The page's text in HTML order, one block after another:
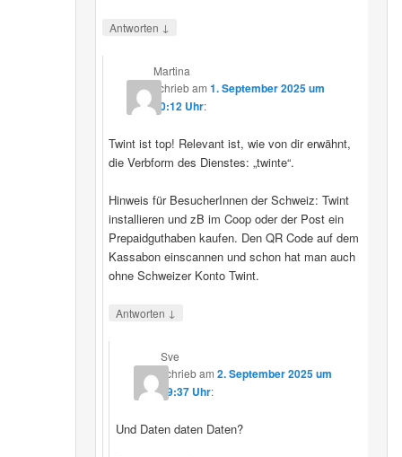
Antworten ↓
Martina
schriebam1. September 2025 um
20:12 Uhr:
Twint ist top! Relevant ist, wie von dir erwähnt,
die Verbform des Dienstes: „twinte“.
Hinweis für BesucherInnen der Schweiz: Twint
installieren und zB im Coop oder der Post ein
Prepaidguthaben kaufen. Den QR Code auf dem
Kassabon einscannen und schon hat man auch
ohne Schweizer Konto Twint.
Antworten ↓
Sve
schriebam 2. September 2025 um
19:37 Uhr:
Und Daten daten Daten?